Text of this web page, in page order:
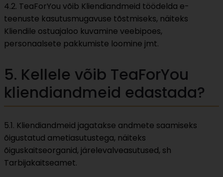
4.2. TeaForYou võib Kliendiandmeid töödelda e-
teenuste kasutusmugavuse tõstmiseks, näiteks
Kliendile ostuajaloo kuvamine veebipoes,
personaalsete pakkumiste loomine jmt.
5. Kellele võib TeaForYou
kliendiandmeid edastada?
5.1. Kliendiandmeid jagatakse andmete saamiseks
õigustatud ametiasutustega, näiteks
õiguskaitseorganid, järelevalveasutused, sh
Tarbijakaitseamet.